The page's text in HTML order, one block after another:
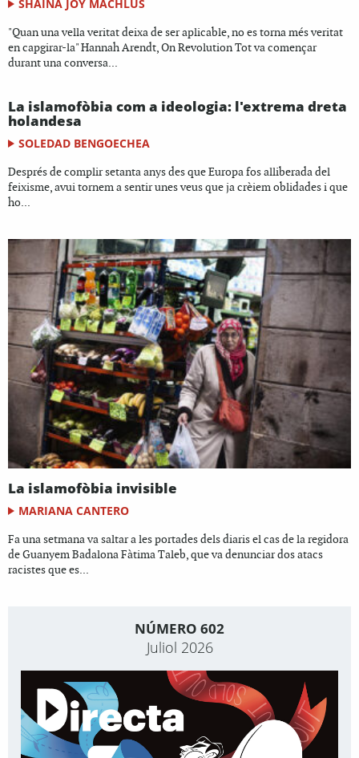
SHAINA JOY MACHLUS
"Quan una vella veritat deixa de ser aplicable, no es torna més veritat
en capgirar-la" Hannah Arendt, On Revolution Tot va començar
durant una conversa...
La islamofòbia com a ideologia: l'extrema dreta
holandesa
SOLEDAD BENGOECHEA
Després de complir setanta anys des que Europa fos alliberada del
feixisme, avui tornem a sentir unes veus que ja crèiem oblidades i que
ho...
La islamofòbia invisible
MARIANA CANTERO
Fa una setmana va saltar a les portades dels diaris el cas de la regidora
de Guanyem Badalona Fàtima Taleb, que va denunciar dos atacs
racistes que es...
NÚMERO 602
Juliol 2026